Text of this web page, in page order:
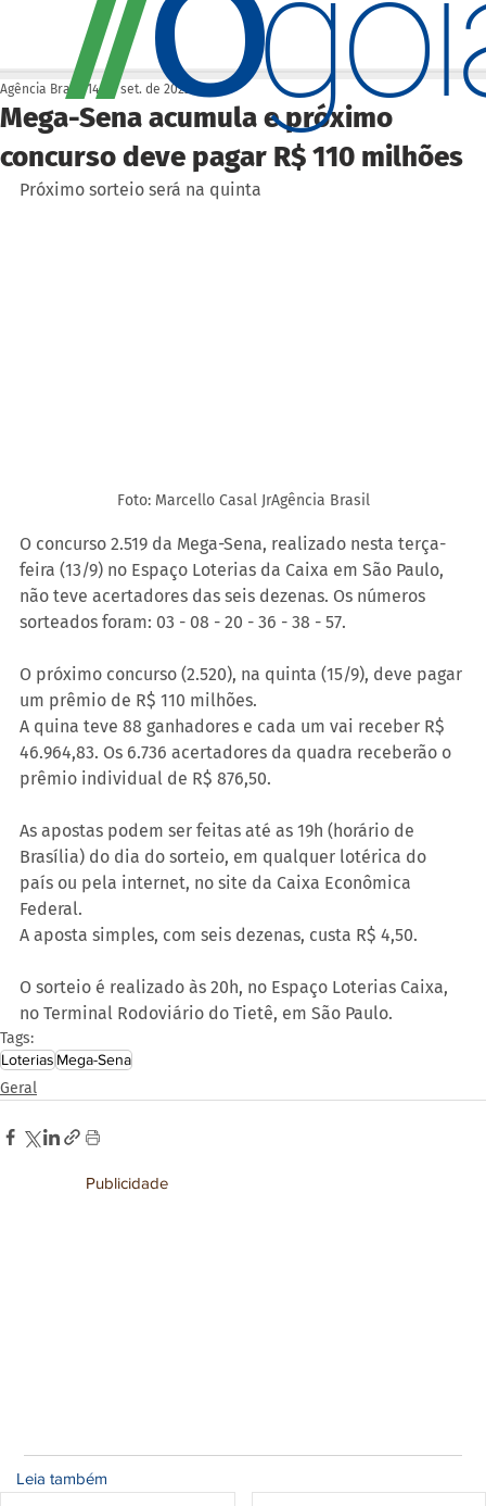
Mega-Sena acumula e próximo
concurso deve pagar R$ 110 milhões
Agência Brasil 14 de set. de 2022
Próximo sorteio será na quinta
Foto: Marcello Casal JrAgência Brasil
O concurso 2.519 da Mega-Sena, realizado nesta terça-
feira (13/9) no Espaço Loterias da Caixa em São Paulo,
não teve acertadores das seis dezenas. Os números
sorteados foram: 03 - 08 - 20 - 36 - 38 - 57.
O próximo concurso (2.520), na quinta (15/9), deve pagar
um prêmio de R$ 110 milhões.
A quina teve 88 ganhadores e cada um vai receber R$
46.964,83. Os 6.736 acertadores da quadra receberão o
prêmio individual de R$ 876,50.
As apostas podem ser feitas até as 19h (horário de
Brasília) do dia do sorteio, em qualquer lotérica do
país ou pela internet, no site da Caixa Econômica
Federal.
A aposta simples, com seis dezenas, custa R$ 4,50.
O sorteio é realizado às 20h, no Espaço Loterias Caixa,
no Terminal Rodoviário do Tietê, em São Paulo.
Tags:
Loterias Mega-Sena
Geral
Publicidade
Leia também